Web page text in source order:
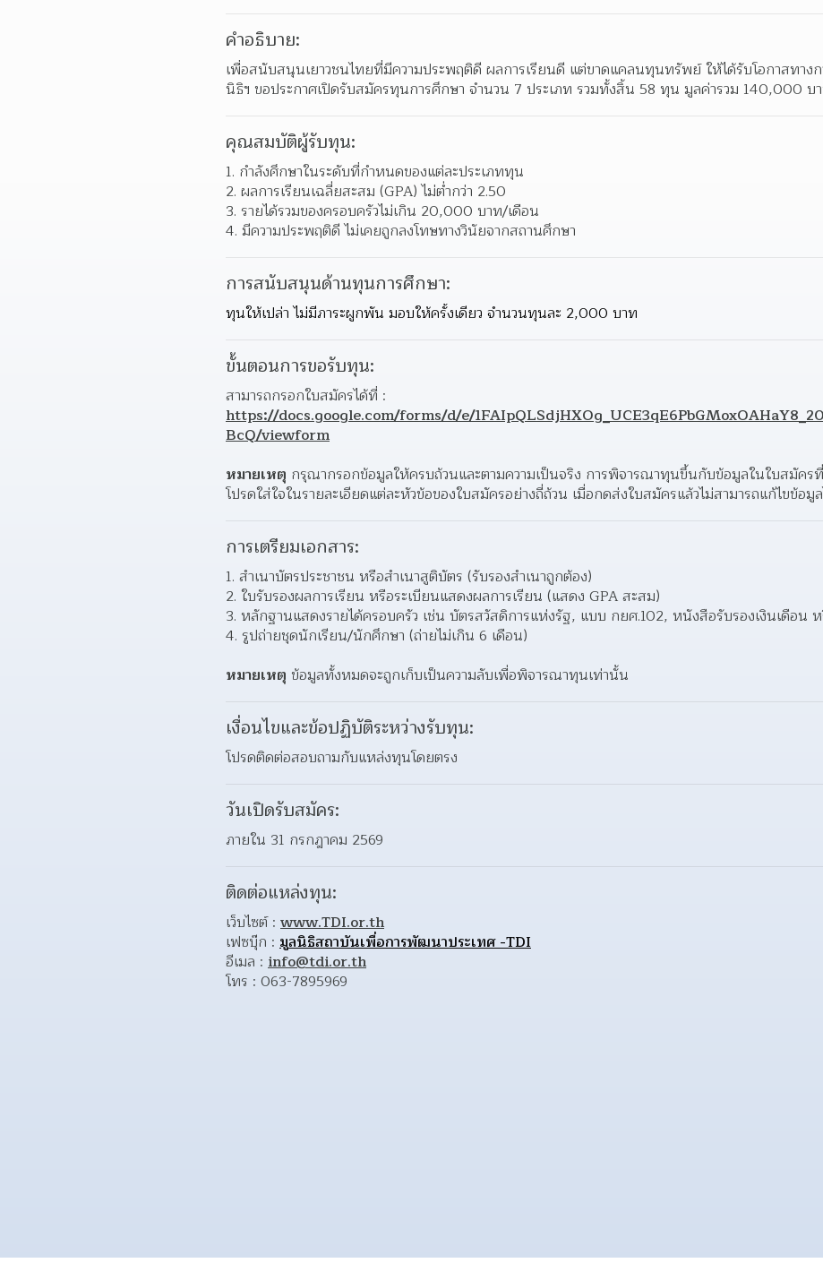
คำอธิบาย:
เพื่อสนับสนุนเยาวชนไทยที่มีความประพฤติดี ผลการเรียนดี แต่ขาดแคลนทุนทรัพย์ ให้ได้รับโอกาสทาง
นิธิฯ ขอประกาศเปิดรับสมัครทุนการศึกษา จำนวน 7 ประเภท รวมทั้งสิ้น 58 ทุน มูลค่ารวม 140,000 บ
คุณสมบัติผู้รับทุน:
1. กำลังศึกษาในระดับที่กำหนดของแต่ละประเภททุน
2. ผลการเรียนเฉลี่ยสะสม (GPA) ไม่ต่ำกว่า 2.50
3. รายได้รวมของครอบครัวไม่เกิน 20,000 บาท/เดือน
4. มีความประพฤติดี ไม่เคยถูกลงโทษทางวินัยจากสถานศึกษา
การสนับสนุนด้านทุนการศึกษา:
ทุนให้เปล่า ไม่มีภาระผูกพัน มอบให้ครั้งเดียว จำนวนทุนละ 2,000 บาท
ขั้นตอนการขอรับทุน:
https://docs.google.com/forms/d/e/
BcQ/viewform
หมายเหตุ กรุณากรอกข้อมูลให้ครบถ้วนและตามความเป็นจริง การพิจารณาทุนขึ้นกับข้อมูลในใบสมัค
โปรดใส่ใจในรายละเอียดแต่ละหัวข้อของใบสมัครอย่างถี่ถ้วน เมื่อกดส่งใบสมัครแล้วไม่สามารถแก้ไขข้อมู
การเตรียมเอกสาร:
สำเนาบัตรประชาชน หรือสำเนาสูติบัตร (รับรองสำเนาถูกต้อง)
ใบรับรองผลการเรียน หรือระเบียนแสดงผลการเรียน (แสดง GPA สะสม)
หลักฐานแสดงรายได้ครอบครัว เช่น บัตรสวัสดิการแห่งรัฐ, แบบ กยศ.102, หนังสือรับรองเงินเดือน
รูปถ่ายชุดนักเรียน/นักศึกษา (ถ่ายไม่เกิน 6 เดือน)
หมายเหตุ ข้อมูลทั้งหมดจะถูกเก็บเป็นความลับเพื่อพิจารณาทุนเท่านั้น
เงื่อนไขและข้อปฏิบัติระหว่างรับทุน:
โปรดติดต่อสอบถามกับแหล่งทุนโดยตรง
วันเปิดรับสมัคร:
ภายใน 31 กรกฎาคม 2569
ติดต่อแหล่งทุน:
เว็บไซต์ : www.TDI.or.th
เฟซบุ๊ก : มูลนิธิสถาบันเพื่อการพัฒนาประเทศ -TDI
อีเมล : info@tdi.or.th
โทร : 063-7895969